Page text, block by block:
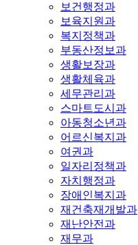
보건행정과
보육지원과
복지정책과
부동산정보과
생활보장과
생활체육과
세무관리과
스마트도시과
아동청소년과
어르신복지과
여권과
일자리정책과
자치행정과
장애인복지과
재건축재개발과
재난안전과
재무과